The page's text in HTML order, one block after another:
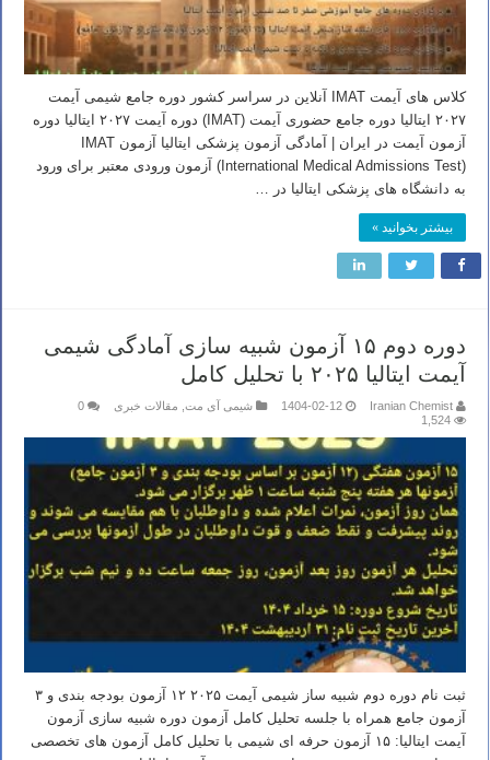
کلاس های آیمت IMAT آنلاین در سراسر کشور دوره جامع شیمی آیمت
۲۰۲۷ ایتالیا دوره جامع حضوری آیمت (IMAT) دوره آیمت ۲۰۲۷ ایتالیا دوره
آزمون آیمت در ایران | آمادگی آزمون پزشکی ایتالیا آزمون IMAT
(International Medical Admissions Test) آزمون‌ ورودی معتبر برای ورود
به دانشگاه‌ های پزشکی ایتالیا در …
بیشتر بخوانید »
دوره دوم ۱۵ آزمون شبیه سازی آمادگی شیمی
آیمت ایتالیا ۲۰۲۵ با تحلیل کامل
Iranian Chemist
1404-02-12 شیمی آی مت, مقالات خبری
0
1,524
ثبت نام دوره دوم شبیه ساز شیمی آیمت ۲۰۲۵ ۱۲ آزمون بودجه بندی و ۳
آزمون جامع همراه با جلسه تحلیل کامل آزمون دوره شبیه سازی آزمون
آیمت ایتالیا: ۱۵ آزمون حرفه ای شیمی با تحلیل کامل آزمون های تخصصی